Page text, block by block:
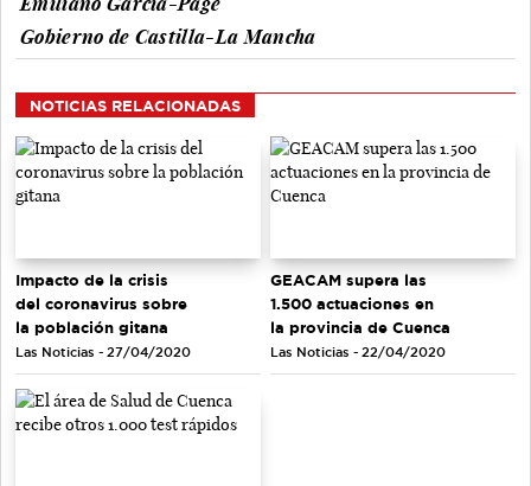
Gobierno de Castilla-La Mancha
NOTICIAS RELACIONADAS
Impacto de la crisis
del coronavirus sobre
la población gitana
Las Noticias - 27/04/2020
GEACAM supera las
1.500 actuaciones en
la provincia de Cuenca
Las Noticias - 22/04/2020